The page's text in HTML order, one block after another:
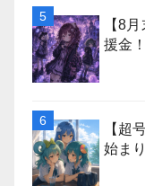
【8
援金
【超
始ま